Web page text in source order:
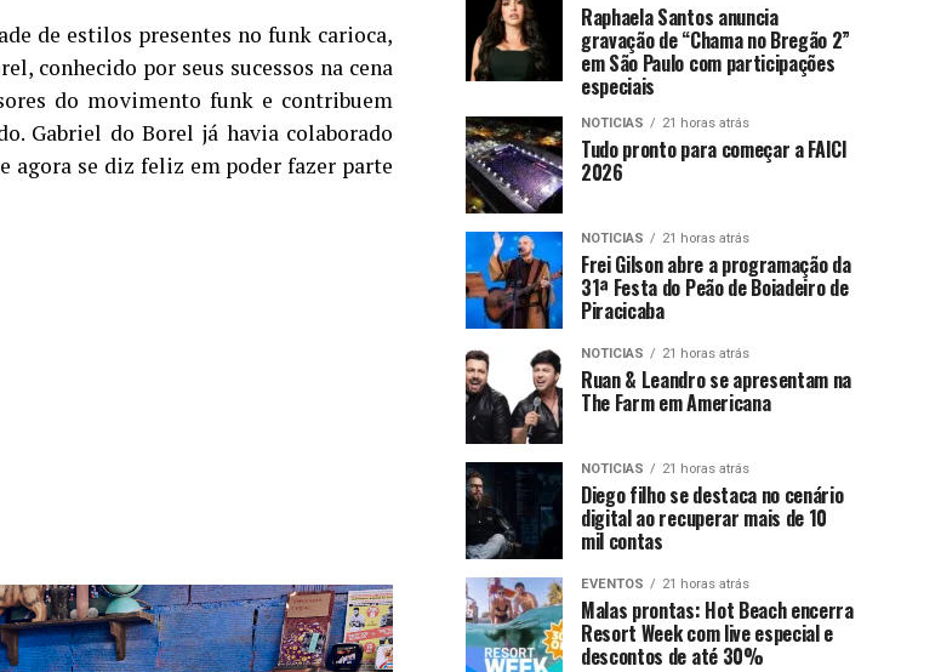
de estilos presentes no funk carioca,
conhecido por seus sucessos na cena
do movimento funk e contribuem
Gabriel do Borel já havia colaborado
agora se diz feliz em poder fazer parte
Raphaela Santos anuncia
gravação de “Chama no Bregão 2”
em São Paulo com participações
especiais
NOTICIAS 21 horas atrás
Tudo pronto para começar a FAICI
2026
NOTICIAS 21 horas atrás
Frei Gilson abre a programação da
31ª Festa do Peão de Boiadeiro de
Piracicaba
NOTICIAS 21 horas atrás
Ruan & Leandro se apresentam na
The Farm em Americana
NOTICIAS 21 horas atrás
Diego filho se destaca no cenário
digital ao recuperar mais de 10
mil contas
EVENTOS 21 horas atrás
Malas prontas: Hot Beach encerra
Resort Week com live especial e
descontos de até 30%